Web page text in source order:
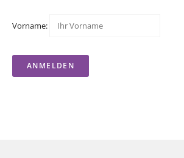
Vorname: